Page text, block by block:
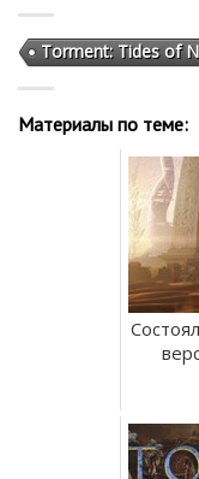
Torment: Tides of
Материалы по теме: